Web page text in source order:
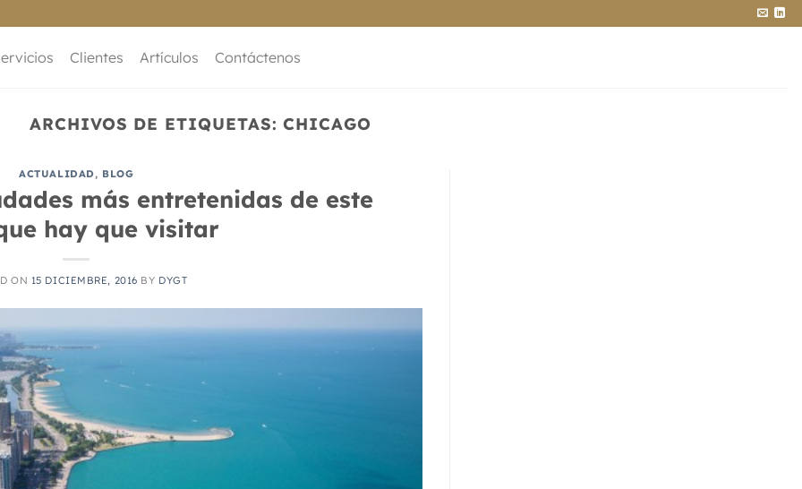
Clientes Artículos Contáctenos
ARCHIVOS DE ETIQUETAS:CHICAGO
ACTUALIDAD, BLOG
más entretenidas de este
hay que visitar
ON 15 DICIEMBRE, 2016 BY DYGT